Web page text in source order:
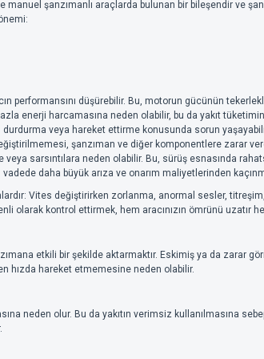
şanzımanlı araçlarda bulunan bir bileşendir ve
performansını düşürebilir. Bu, motorun gücünün
enerji harcamasına neden olabilir, bu da yakıt
veya hareket ettirme konusunda sorun
şanzıman ve diğer komponentlere zarar
sarsıntılara neden olabilir. Bu, sürüş esnasında
daha büyük arıza ve onarım maliyetlerinden
Vites değiştirirken zorlanma, anormal sesler,
olarak kontrol ettirmek, hem aracınızın ömrünü uzatır
etkili bir şekilde aktarmaktır. Eskimiş ya da zarar
hızda hareket etmemesine neden olabilir.
neden olur. Bu da yakıtın verimsiz kullanılmasına